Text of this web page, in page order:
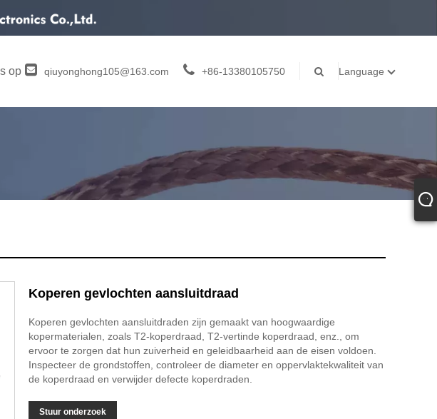
op qiuyonghong105@163.com +86-13380105750 Language
Koperen gevlochten aansluitdraad
Koperen gevlochten aansluitdraden zijn gemaakt van hoogwaardige
kopermaterialen, zoals T2-koperdraad, T2-vertinde koperdraad, enz., om
ervoor te zorgen dat hun zuiverheid en geleidbaarheid aan de eisen voldoen.
Inspecteer de grondstoffen, controleer de diameter en oppervlaktekwaliteit van
de koperdraad en verwijder defecte koperdraden.
Stuur onderzoek